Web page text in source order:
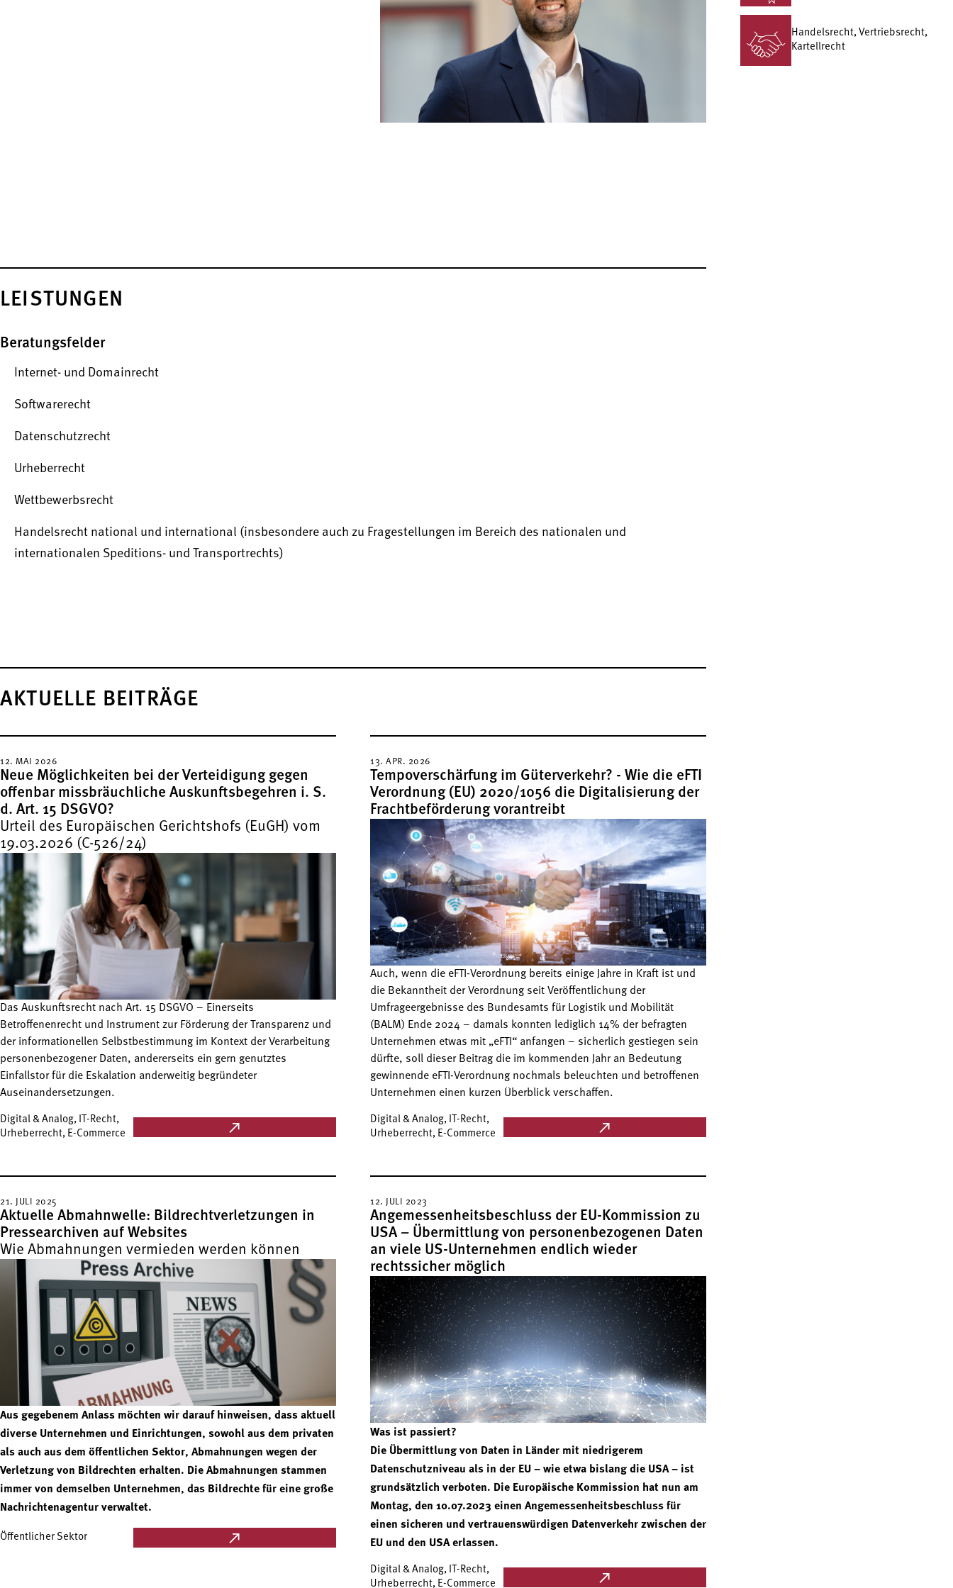
Handelsrecht, Vertriebsrecht,
Kartellrecht
LEISTUNGEN
Beratungsfelder
Internet- und Domainrecht
Softwarerecht
Datenschutzrecht
Urheberrecht
Wettbewerbsrecht
Handelsrecht national und international (insbesondere auch zu Fragestellungen im Bereich des nationalen und
internationalen Speditions- und Transportrechts)
AKTUELLE BEITRÄGE
12. MAI 2026
Neue Möglichkeiten bei der Verteidigung gegen
offenbar missbräuchliche Auskunftsbegehren i. S.
d. Art. 15 DSGVO?
Urteil des Europäischen Gerichtshofs (EuGH) vom
19.03.2026 (C-526/24)
Das Auskunftsrecht nach Art. 15 DSGVO – Einerseits
Betroffenenrecht und Instrument zur Förderung der Transparenz und
der informationellen Selbstbestimmung im Kontext der Verarbeitung
personenbezogener Daten, andererseits ein gern genutztes
Einfallstor für die Eskalation anderweitig begründeter
Auseinandersetzungen.
Digital & Analog, IT-Recht,
Urheberrecht, E-Commerce
13. APR. 2026
Tempoverschärfung im Güterverkehr? - Wie die eFTI
Verordnung (EU) 2020/1056 die Digitalisierung der
Frachtbeförderung vorantreibt
Auch, wenn die eFTI-Verordnung bereits einige Jahre in Kraft ist und
die Bekanntheit der Verordnung seit Veröffentlichung der
Umfrageergebnisse des Bundesamts für Logistik und Mobilität
(BALM) Ende 2024 – damals konnten lediglich 14% der befragten
Unternehmen etwas mit „eFTI“ anfangen – sicherlich gestiegen sein
dürfte, soll dieser Beitrag die im kommenden Jahr an Bedeutung
gewinnende eFTI-Verordnung nochmals beleuchten und betroffenen
Unternehmen einen kurzen Überblick verschaffen.
Digital & Analog, IT-Recht,
Urheberrecht, E-Commerce
21. JULI 2025
Aktuelle Abmahnwelle: Bildrechtverletzungen in
Pressearchiven auf Websites
Wie Abmahnungen vermieden werden können
Aus gegebenem Anlass möchten wir darauf hinweisen, dass aktuell
diverse Unternehmen und Einrichtungen, sowohl aus dem privaten
als auch aus dem öffentlichen Sektor, Abmahnungen wegen der
Verletzung von Bildrechten erhalten. Die Abmahnungen stammen
immer von demselben Unternehmen, das Bildrechte für eine große
Nachrichtenagentur verwaltet.
Öffentlicher Sektor
12. JULI 2023
Angemessenheitsbeschluss der EU-Kommission zu
USA – Übermittlung von personenbezogenen Daten
an viele US-Unternehmen endlich wieder
rechtssicher möglich
Was ist passiert?
Die Übermittlung von Daten in Länder mit niedrigerem
Datenschutzniveau als in der EU – wie etwa bislang die USA – ist
grundsätzlich verboten. Die Europäische Kommission hat nun am
Montag, den 10.07.2023 einen Angemessenheitsbeschluss für
einen sicheren und vertrauenswürdigen Datenverkehr zwischen der
EU und den USA erlassen.
Digital & Analog, IT-Recht,
Urheberrecht, E-Commerce